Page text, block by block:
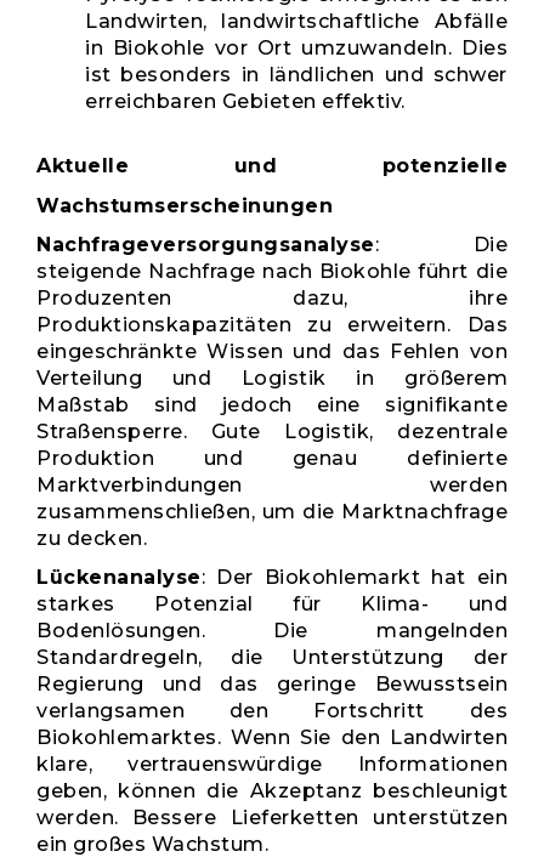
Landwirten, landwirtschaftliche Abfälle
in Biokohle vor Ort umzuwandeln. Dies
ist besonders in ländlichen und schwer
erreichbaren Gebieten effektiv.
Aktuelle und potenzielle
Wachstumserscheinungen
Nachfrageversorgungsanalyse: Die
steigende Nachfrage nach Biokohle führt die
Produzenten dazu, ihre
Produktionskapazitäten zu erweitern. Das
eingeschränkte Wissen und das Fehlen von
Verteilung und Logistik in größerem
Maßstab sind jedoch eine signifikante
Straßensperre. Gute Logistik, dezentrale
Produktion und genau definierte
Marktverbindungen werden
zusammenschließen, um die Marktnachfrage
zu decken.
Lückenanalyse: Der Biokohlemarkt hat ein
starkes Potenzial für Klima- und
Bodenlösungen. Die mangelnden
Standardregeln, die Unterstützung der
Regierung und das geringe Bewusstsein
verlangsamen den Fortschritt des
Biokohlemarktes. Wenn Sie den Landwirten
klare, vertrauenswürdige Informationen
geben, können die Akzeptanz beschleunigt
werden. Bessere Lieferketten unterstützen
ein großes Wachstum.